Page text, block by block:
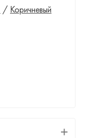
/ Коричневый